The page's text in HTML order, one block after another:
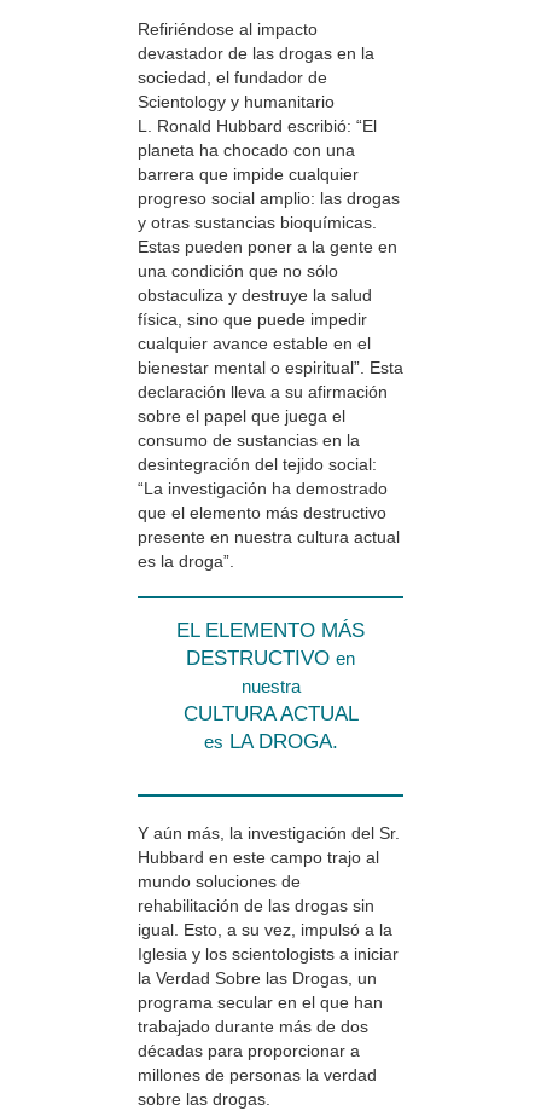
Refiriéndose al impacto
devastador de las drogas en la
sociedad, el fundador de
Scientology y humanitario
L. Ronald Hubbard escribió: “El
planeta ha chocado con una
barrera que impide cualquier
progreso social amplio: las drogas
y otras sustancias bioquímicas.
Estas pueden poner a la gente en
una condición que no sólo
obstaculiza y destruye la salud
física, sino que puede impedir
cualquier avance estable en el
bienestar mental o espiritual”. Esta
declaración lleva a su afirmación
sobre el papel que juega el
consumo de sustancias en la
desintegración del tejido social:
“La investigación ha demostrado
que el elemento más destructivo
presente en nuestra cultura actual
es la droga”.
EL ELEMENTO MÁS
DESTRUCTIVO en
nuestra
CULTURA ACTUAL
es LA DROGA.
Y aún más, la investigación del Sr.
Hubbard en este campo trajo al
mundo soluciones de
rehabilitación de las drogas sin
igual. Esto, a su vez, impulsó a la
Iglesia y los scientologists a iniciar
la Verdad Sobre las Drogas, un
programa secular en el que han
trabajado durante más de dos
décadas para proporcionar a
millones de personas la verdad
sobre las drogas.